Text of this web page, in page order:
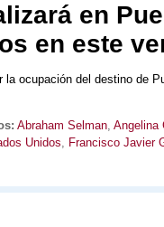
en
en este
la ocupación del destino de
Abraham Selman, Angelina
Unidos, Francisco Javier